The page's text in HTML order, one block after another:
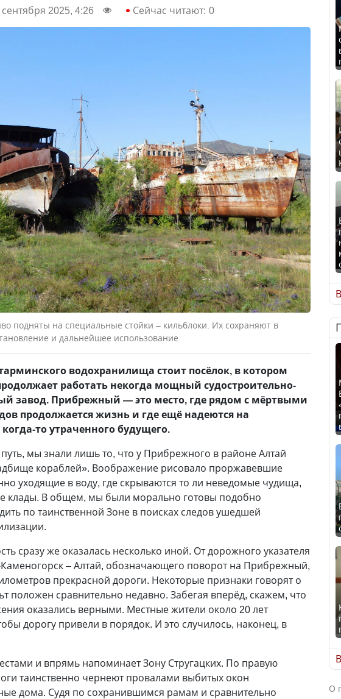
2025, 4:26 Сейчас читают: 0
подняты на специальные стойки – кильблоки. Их сохраняют в
и дальнейшее использование
водохранилища стоит посёлок, в котором
работать некогда мощный судостроительно-
завод. Прибрежный — это место, где рядом с мёртвыми
продолжается жизнь и где ещё надеются на
то утраченного будущего.
мы знали лишь то, что у Прибрежного в районе Алтай
кораблей». Воображение рисовало проржавевшие
уходящие в воду, где скрываются то ли неведомые чудища,
клады. В общем, мы были морально готовы подобно
по таинственной Зоне в поисках следов ушедшей
сразу же оказалась несколько иной. От дорожного указателя
Каменогорск – Алтай, обозначающего поворот на Прибрежный,
прекрасной дороги. Некоторые признаки говорят о
положен сравнительно недавно. Забегая вперёд, скажем, что
оказались верными. Местные жители около 20 лет
дорогу привели в порядок. И это случилось, наконец, в
и впрямь напоминает Зону Стругацких. По правую
таинственно чернеют провалами выбитых окон
дома. Судя по сохранившимся рамам и сравнительно
О